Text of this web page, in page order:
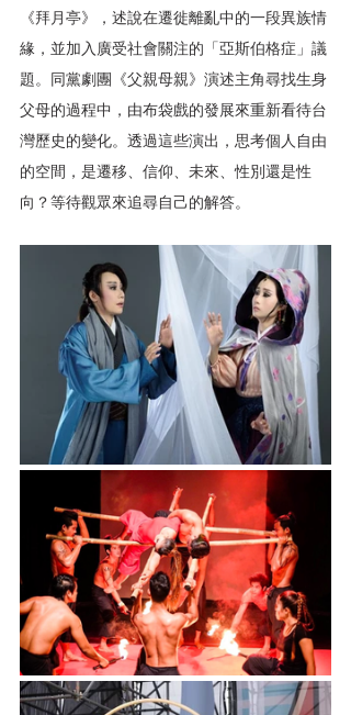
《拜月亭》，述說在遷徙離亂中的一段異族情
緣，並加入廣受社會關注的「亞斯伯格症」議
題。同黨劇團《父親母親》演述主角尋找生身
父母的過程中，由布袋戲的發展來重新看待台
灣歷史的變化。透過這些演出，思考個人自由
的空間，是遷移、信仰、未來、性別還是性
向？等待觀眾來追尋自己的解答。